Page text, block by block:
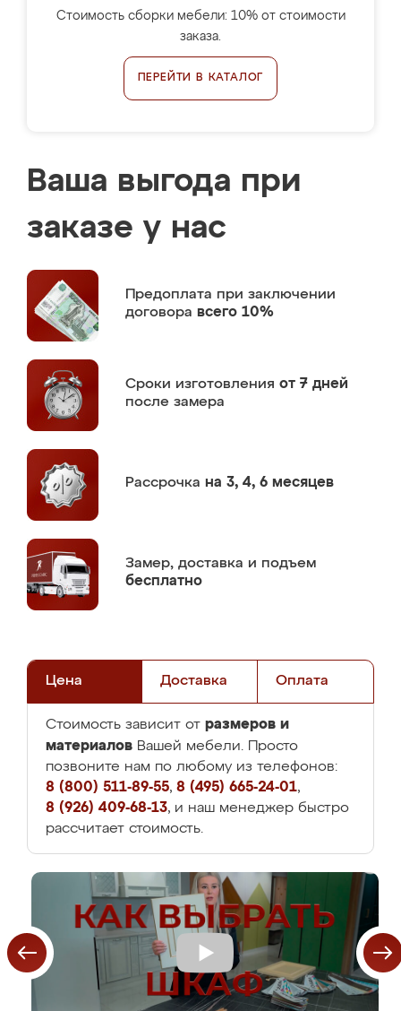
Стоимость сборки мебели: 10% от стоимости
заказа.
ПЕРЕЙТИ В КАТАЛОГ
Ваша выгода при
заказе у нас
Предоплата при заключении
договора всего 10%
Сроки изготовления от 7 дней
после замера
Рассрочка на 3, 4, 6 месяцев
Замер, доставка и подъем
бесплатно
Цена Доставка Оплата
Стоимость зависит от размеров и
материалов Вашей мебели. Просто
позвоните нам по любому из телефонов:
8 (800) 511-89-55, 8 (495) 665-24-01,
8 (926) 409-68-13, и наш менеджер быстро
рассчитает стоимость.